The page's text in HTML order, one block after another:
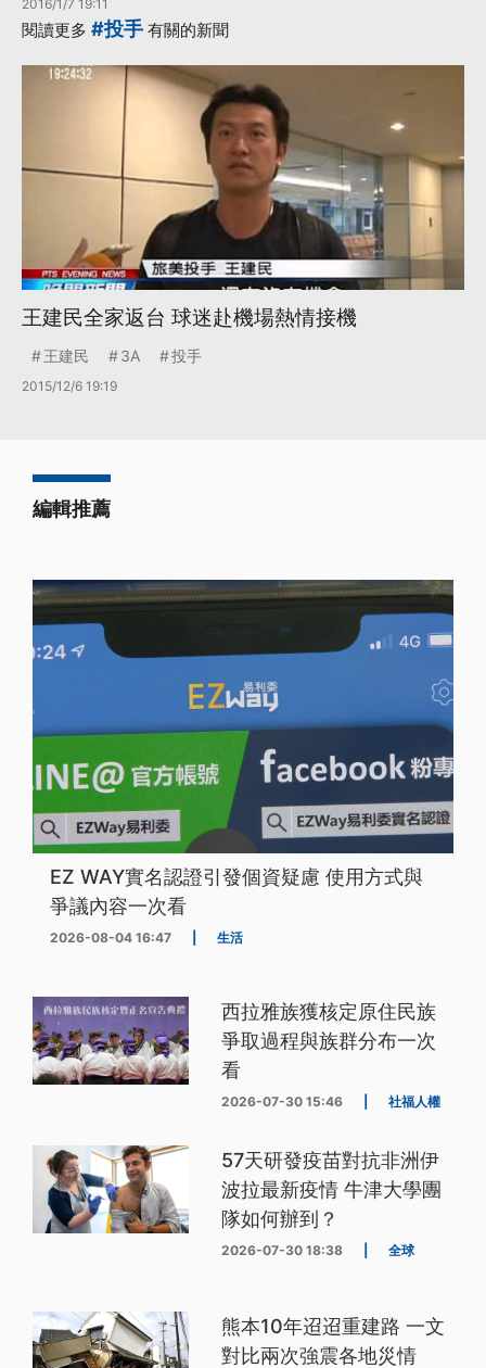
2016/1/7 19:11
閱讀更多 #投手 有關的新聞
王建民全家返台 球迷赴機場熱情接機
王建民 3A 投手
2015/12/6 19:19
編輯推薦
EZ WAY實名認證引發個資疑慮 使用方式與
爭議內容一次看
2026-08-04 16:47 生活
西拉雅族獲核定原住民族
爭取過程與族群分布一次
看
2026-07-30 15:46 社福人權
57天研發疫苗對抗非洲伊
波拉最新疫情 牛津大學團
隊如何辦到？
2026-07-30 18:38 全球
熊本10年迢迢重建路 一文
對比兩次強震各地災情